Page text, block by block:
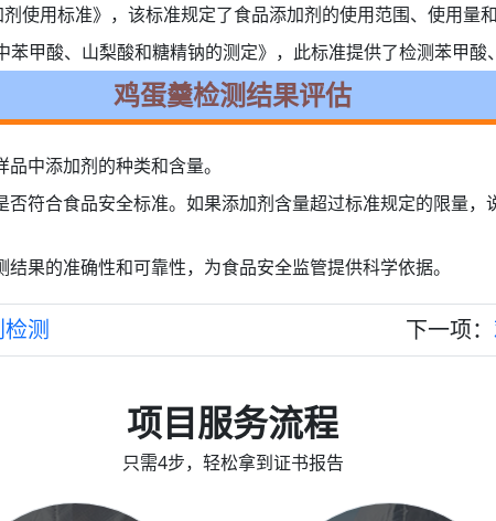
使用标准》，该标准规定了食品添加剂的使用范围、使用量
甲酸、山梨酸和糖精钠的测定》，此标准提供了检测苯甲酸
鸡蛋羹检测结果评估
中添加剂的种类和含量。
符合食品安全标准。如果添加剂含量超过标准规定的限量
果的准确性和可靠性，为食品安全监管提供科学依据。
测 下一项：
项目服务流程
只需4步，轻松拿到证书报告